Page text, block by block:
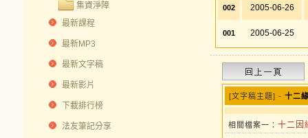
集資淨障
最新課程
最新MP3
最新文字稿
最新影片
下載排行榜
法友筆記分享
002 2005-06-26
001 2005-06-25
[文字稿主題] - 十二
相關檔案一： 十二因